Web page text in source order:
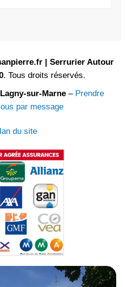
| Serrurier Autour
. Tous droits réservés.
sur-Marne – Prendre
par message
du site